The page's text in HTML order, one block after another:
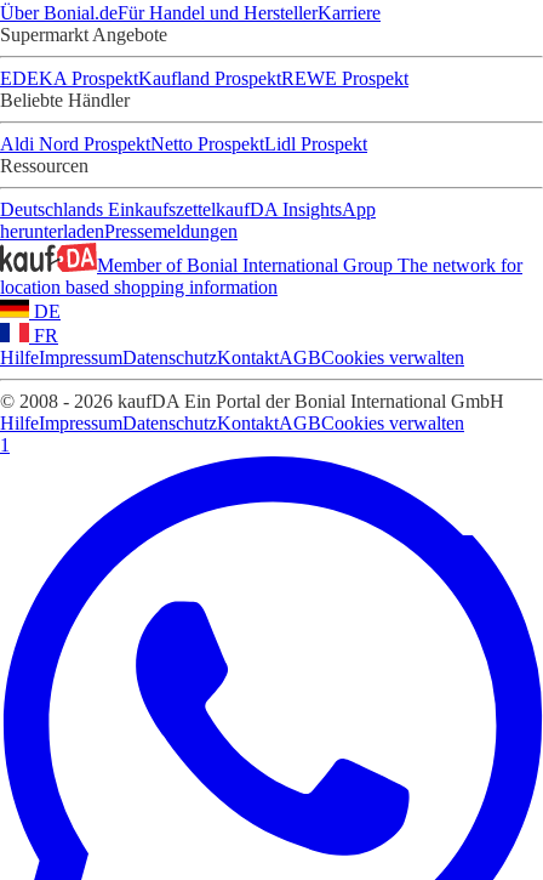
Über Bonial.deFür Handel und HerstellerKarriere
Supermarkt Angebote
EDEKA ProspektKaufland ProspektREWE Prospekt
Beliebte Händler
Aldi Nord ProspektNetto ProspektLidl Prospekt
Ressourcen
Deutschlands EinkaufszettelkaufDA InsightsApp
herunterladenPressemeldungen
Member of Bonial International Group The network for
location based shopping information
DE
FR
HilfeImpressumDatenschutzKontaktAGBCookies verwalten
© 2008 - 2026 kaufDA Ein Portal der Bonial International GmbH
HilfeImpressumDatenschutzKontaktAGBCookies verwalten
1